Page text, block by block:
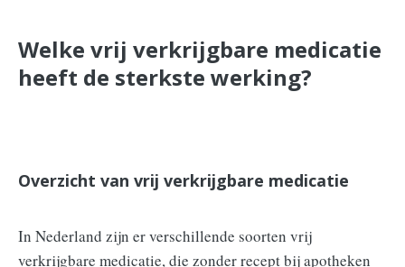
Welke vrij verkrijgbare medicatie
heeft de sterkste werking?
Overzicht van vrij verkrijgbare medicatie
In Nederland zijn er verschillende soorten vrij
verkrijgbare medicatie, die zonder recept bij apotheken